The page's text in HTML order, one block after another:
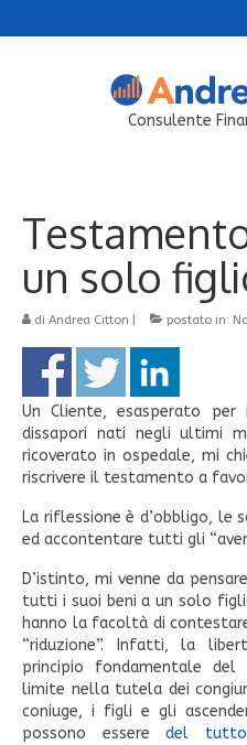
Consulente
un solo
di Andrea Citton postato in:
Un Cliente, esasperato
dissapori nati negli ultimi
ricoverato in ospedale, mi
riscrivere il testamento a
La riflessione è d’obbligo, le
ed accontentare tutti gli
D’istinto, mi venne da
tutti i suoi beni a un solo
hanno la facoltà di
“riduzione”. Infatti, la
principio fondamentale
limite nella tutela dei
coniuge, i figli e gli
possono essere del tutto